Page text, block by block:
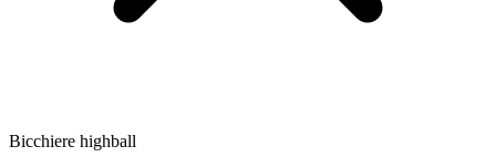
Bicchiere highball